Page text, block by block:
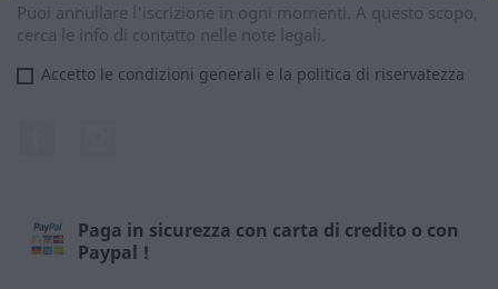
Puoi annullare l'iscrizione in ogni momenti. A questo scopo,
cerca le info di contatto nelle note legali.
Accetto le condizioni generali e la politica di riservatezza
Paga in sicurezza con carta di credito o con
Paypal !